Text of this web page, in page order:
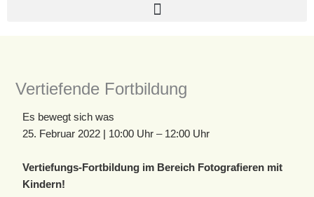
Vertiefende Fortbildung
Es bewegt sich was
25. Februar 2022 | 10:00 Uhr – 12:00 Uhr
Vertiefungs-Fortbildung im Bereich Fotografieren mit
Kindern!